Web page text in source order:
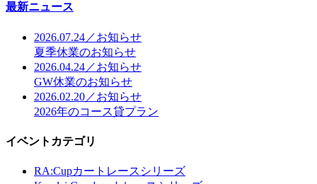
最新ニュース
2026.07.24／お知らせ
夏季休業のお知らせ
2026.04.24／お知らせ
GW休業のお知らせ
2026.02.20／お知らせ
2026年のコース貸プラン
イベントカテゴリ
RA:Cupカートレースシリーズ